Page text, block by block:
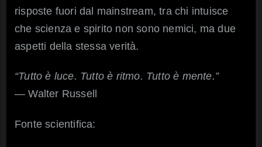
risposte fuori dal mainstream, tra chi intuisce
che scienza e spirito non sono nemici, ma due
aspetti della stessa verità.
“Tutto è luce. Tutto è ritmo. Tutto è mente.”
— Walter Russell
Fonte scientifica: